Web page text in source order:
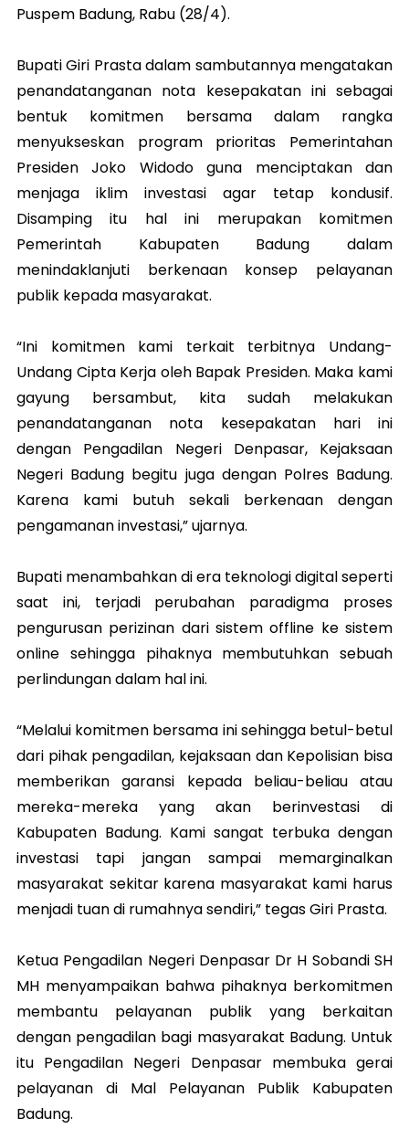
Puspem Badung, Rabu (28/4).
Bupati Giri Prasta dalam sambutannya mengatakan
penandatanganan nota kesepakatan ini sebagai
bentuk komitmen bersama dalam rangka
menyukseskan program prioritas Pemerintahan
Presiden Joko Widodo guna menciptakan dan
menjaga iklim investasi agar tetap kondusif.
Disamping itu hal ini merupakan komitmen
Pemerintah Kabupaten Badung dalam
menindaklanjuti berkenaan konsep pelayanan
publik kepada masyarakat.
“Ini komitmen kami terkait terbitnya Undang-
Undang Cipta Kerja oleh Bapak Presiden. Maka kami
gayung bersambut, kita sudah melakukan
penandatanganan nota kesepakatan hari ini
dengan Pengadilan Negeri Denpasar, Kejaksaan
Negeri Badung begitu juga dengan Polres Badung.
Karena kami butuh sekali berkenaan dengan
pengamanan investasi,” ujarnya.
Bupati menambahkan di era teknologi digital seperti
saat ini, terjadi perubahan paradigma proses
pengurusan perizinan dari sistem offline ke sistem
online sehingga pihaknya membutuhkan sebuah
perlindungan dalam hal ini.
“Melalui komitmen bersama ini sehingga betul-betul
dari pihak pengadilan, kejaksaan dan Kepolisian bisa
memberikan garansi kepada beliau-beliau atau
mereka-mereka yang akan berinvestasi di
Kabupaten Badung. Kami sangat terbuka dengan
investasi tapi jangan sampai memarginalkan
masyarakat sekitar karena masyarakat kami harus
menjadi tuan di rumahnya sendiri,” tegas Giri Prasta.
Ketua Pengadilan Negeri Denpasar Dr H Sobandi SH
MH menyampaikan bahwa pihaknya berkomitmen
membantu pelayanan publik yang berkaitan
dengan pengadilan bagi masyarakat Badung. Untuk
itu Pengadilan Negeri Denpasar membuka gerai
pelayanan di Mal Pelayanan Publik Kabupaten
Badung.